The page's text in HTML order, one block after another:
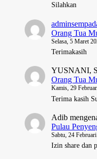
Silahkan
Orang Tua
Selasa, 5 Maret
Terimakasih
YUSNANI,
Orang Tua
Kamis, 29
Terima kasih
Adib
Pulau
Sabtu, 24
Izin share dan